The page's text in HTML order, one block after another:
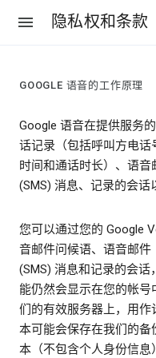
隐私权和条款
GOOGLE 语音的工作原理
Google 语音在提供服务
话记录（包括呼叫方电话
时间和通话时长）、语
(SMS) 消息、记录的会话
您可以通过您的 Google
音邮件问候语、语音邮
(SMS) 消息和记录的会
能仍然会显示在您的帐
们的有效服务器上，用作
本可能会保存在我们的备
本（不包含个人身份信